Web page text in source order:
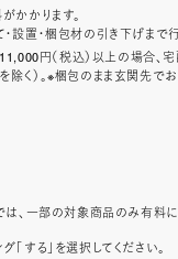
かかります。
設置・梱包材の引き下げまで行
円（税込）以上の場合、
く）。※梱包のまま玄関先でお
は、一部の対象商品のみ有料
「する」を選択してください。